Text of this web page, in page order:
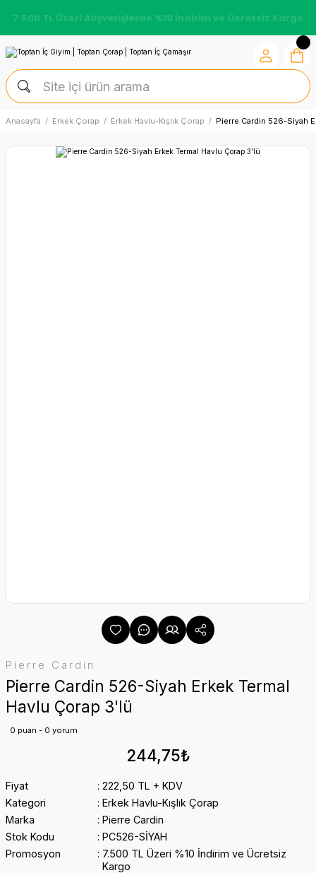
7.500 TL Üzeri Alışverişlerde %10 İndirim ve Ücretsiz Kargo
Anasayfa Erkek Çorap Erkek Havlu-Kışlık Çorap Pierre Cardin 526-Siyah
Pierre Cardin
Pierre Cardin 526-Siyah Erkek Termal
Havlu Çorap 3'lü
0 puan - 0 yorum
244,75₺
Fiyat
222,50 TL + KDV
Kategori
Erkek Havlu-Kışlık Çorap
Marka
Pierre Cardin
Stok Kodu
PC526-SİYAH
Promosyon
7.500 TL Üzeri %10 İndirim ve Ücretsiz
Kargo